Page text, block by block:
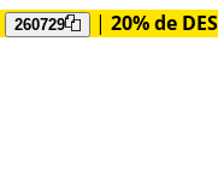
260729 | 20% de